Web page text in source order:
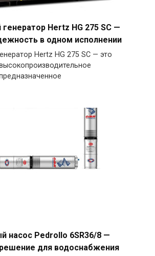
Hertz HG 275 SC —
в одном исполнении
Hertz HG 275 SC — это
насос Pedrollo 6SR36/8 —
для водоснабжения